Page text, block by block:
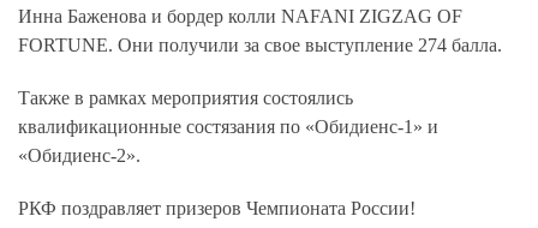
Инна Баженова и бордер колли NAFANI ZIGZAG OF
FORTUNE. Они получили за свое выступление 274 балла.
Также в рамках мероприятия состоялись
квалификационные состязания по «Обидиенс-1» и
«Обидиенс-2».
РКФ поздравляет призеров Чемпионата России!